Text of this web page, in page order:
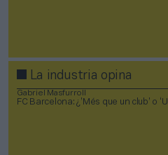
La industria opina
Gabriel Masfurroll
FC Barcelona: ¿’Més que un club’ o